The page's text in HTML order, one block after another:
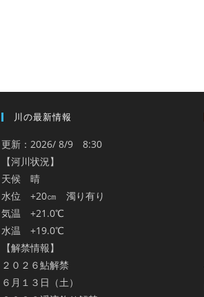
川の最新情報
更新：2026/ 8/9 8:30
【河川状況】
天候 晴
水位 +20㎝ 濁り有り
気温 +21.0℃
水温 +19.0℃
【解禁情報】
２０２６鮎解禁
６月１３日（土）